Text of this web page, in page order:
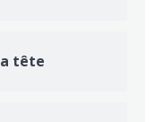
tête